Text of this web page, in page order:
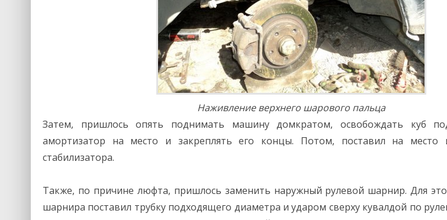
Наживление верхнего шарового пальца
Затем, пришлось опять поднимать машину домкратом, освобождать куб
амортизатор на место и закреплять его концы. Потом, поставил на место
стабилизатора.
Также, по причине люфта, пришлось заменить наружный рулевой шарнир. Для
шарнира поставил трубку подходящего диаметра и ударом сверху кувалдой по